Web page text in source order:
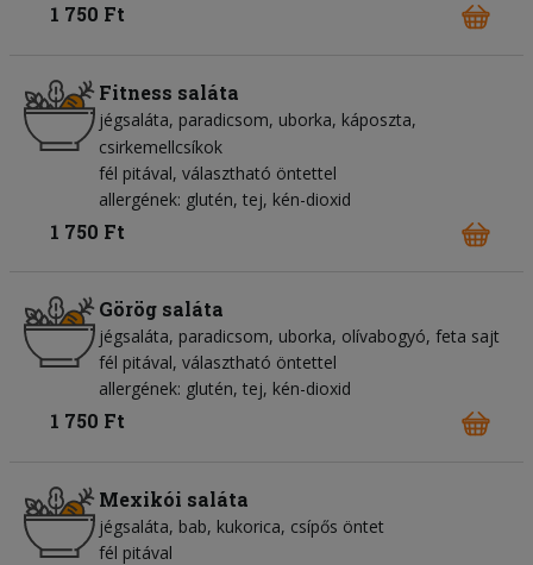
1 750 Ft
Fitness saláta
jégsaláta paradicsom uborka káposzta
csirkemellcsíkok
fél pitával, választható öntettel
allergének: glutén, tej, kén-dioxid
1 750 Ft
Görög saláta
jégsaláta paradicsom uborka olívabogyó feta sajt
fél pitával, választható öntettel
allergének: glutén, tej, kén-dioxid
1 750 Ft
Mexikói saláta
jégsaláta bab kukorica csípős öntet
fél pitával